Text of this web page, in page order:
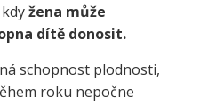
žena může
dítě donosit.
schopnost plodnosti,
roku nepočne